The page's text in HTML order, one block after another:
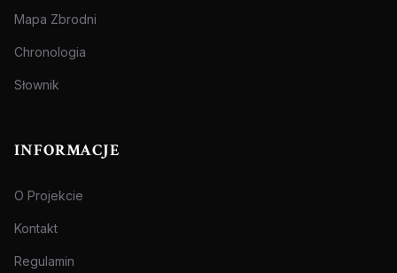
Mapa Zbrodni
Chronologia
Słownik
INFORMACJE
O Projekcie
Kontakt
Regulamin